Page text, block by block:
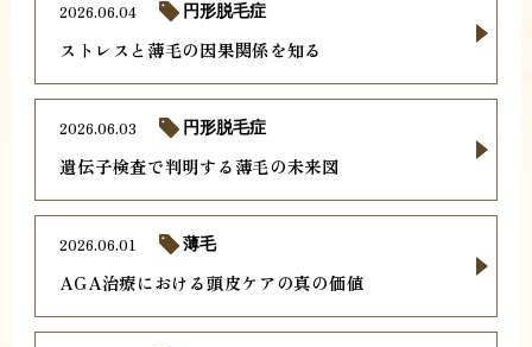
ストレスと薄毛の因果関係を知る
2026.06.04 円形脱毛症
遺伝子検査で判明する薄毛の未来図
2026.06.03 円形脱毛症
AGA治療における頭皮ケアの真の価値
2026.06.01 薄毛